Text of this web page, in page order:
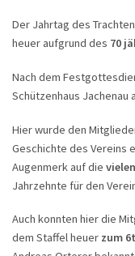
Der Jahrtag des
heuer aufgrund des 70
Nach dem
Schützenhaus Jachenau
Hier wurde den
Geschichte des Vereins
Augenmerk auf die
Jahrzehnte für den
Auch konnten hier die
dem Staffel heuer zum